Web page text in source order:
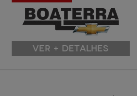
VER + DETALHES